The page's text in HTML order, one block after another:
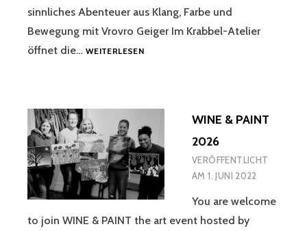
sinnliches Abenteuer aus Klang, Farbe und
Bewegung mit Vrovro Geiger Im Krabbel-Atelier
öffnet die… WEITERLESENKRABBEL
UNDER
WINE & PAINT
2026
VERÖFFENTLICHT
AM1. JUNI 2022
You are welcome
to join WINE & PAINT the art event hosted by